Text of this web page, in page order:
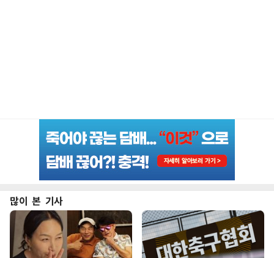
많이 본 기사